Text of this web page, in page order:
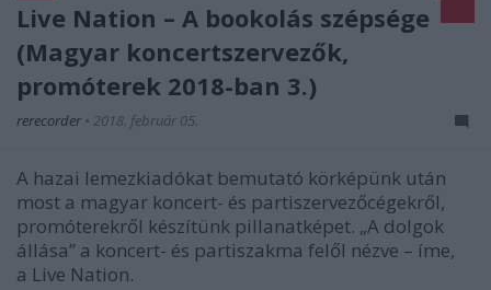
Live Nation – A bookolás szépsége
(Magyar koncertszervezők,
promóterek 2018-ban 3.)
rerecorder • 2018. február 05.
A hazai lemezkiadókat bemutató körképünk után
most a magyar koncert- és partiszervezőcégekről,
promóterekről készítünk pillanatképet. „A dolgok
állása” a koncert- és partiszakma felől nézve – íme,
a Live Nation.